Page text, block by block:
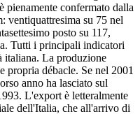
pienamente confermato dalla
ventiquattresima su 75 nel
posto su 117,
Tutti i principali indicatori
italiana. La produzione
propria débacle. Se nel 2001
anno ha lasciato sul
L'export è letteralmente
dell'Italia, che all'arrivo di